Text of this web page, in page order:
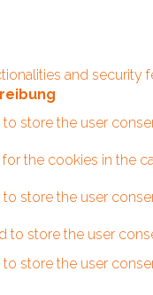
and security
store the user
the cookies in the
store the user
store the user
store the user